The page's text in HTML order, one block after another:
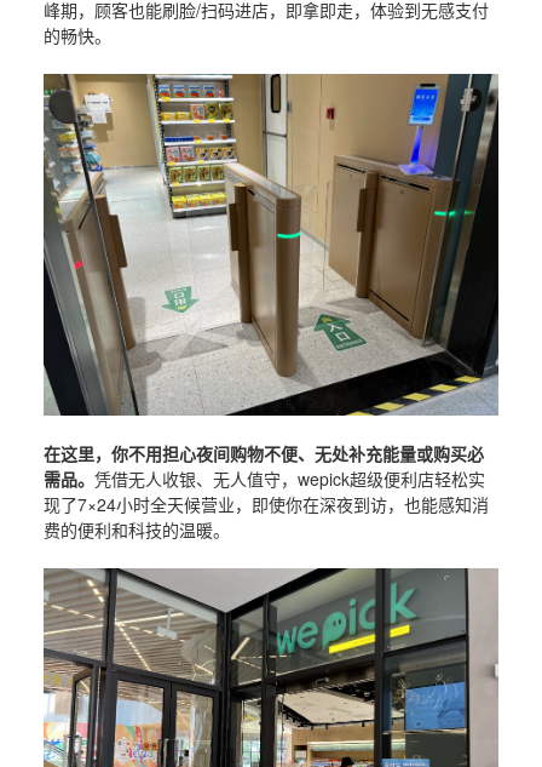
峰期，顾客也能刷脸/扫码进店，即拿即走，体验到无感支付
的畅快。
在这里，你不用担心夜间购物不便、无处补充能量或购买必
需品。 凭借无人收银、无人值守，wepick超级便利店轻松实
现了7×24小时全天候营业，即使你在深夜到访，也能感知消
费的便利和科技的温暖。